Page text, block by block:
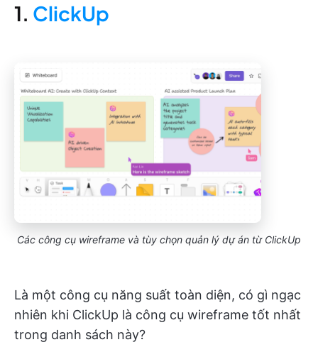
1. ClickUp
Các công cụ wireframe và tùy chọn quản lý dự án từ ClickUp
Là một công cụ năng suất toàn diện, có gì ngạc
nhiên khi ClickUp là công cụ wireframe tốt nhất
trong danh sách này?